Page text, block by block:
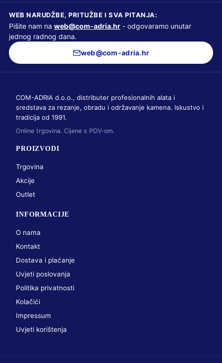
WEB NARUDŽBE, PRITUŽBE I SVA PITANJA:
Pišite nam na web@com-adria.hr - odgovaramo unutar
jednog radnog dana.
web@com-adria.hr
COM-ADRIA d.o.o., distributer profesionalnih alata i
sredstava za rezanje, obradu i održavanje kamena. Iskustvo i
tradicija od 1991.
Online trgovina. Cijene s PDV-om.
PROIZVODI
Trgovina
Akcije
Outlet
INFORMACIJE
O nama
Kontakt
Dostava i plaćanje
Uvjeti poslovanja
Politika privatnosti
Kolačići
Impressum
Uvjeti korištenja